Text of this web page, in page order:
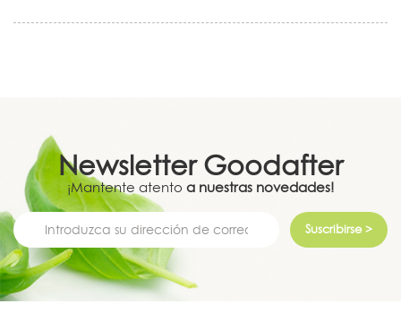
Newsletter Goodafter
¡Mantente atento a nuestras novedades!
Suscribirse >